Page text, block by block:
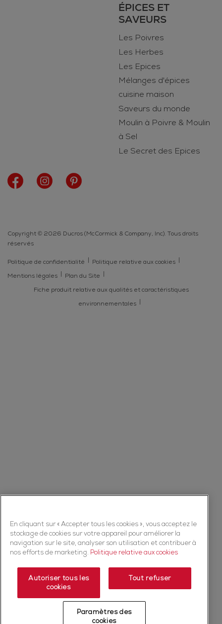
ÉPICES ET
SAVEURS
Les Poivres
Les Herbes
Les Epices
Mélanges d'épices
cuisine maison
Saveurs du monde
Moulin à Poivre & Moulin
à Sel
Le Secret des Epices
Copyright © 2026 Ducros (McCormick & Company, Inc). Tous droits
réservés
Politique de confidentialité
Politique relative aux cookies
Mentions légales
Plan du Site
Fiche produit relative aux qualités et caractéristiques
environnementales
En cliquant sur « Accepter tous les cookies », vous acceptez le
stockage de cookies sur votre appareil pour améliorer la
navigation sur le site, analyser son utilisation et contribuer à
nos efforts de marketing. Politique relative aux cookies
Autoriser tous les
cookies
Tout refuser
Paramètres des
cookies